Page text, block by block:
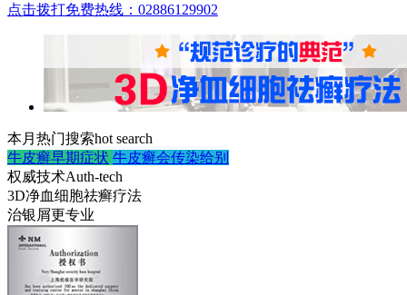
点击拨打免费热线：02886129902
本月热门搜索hot search
牛皮癣早期症状 牛皮癣会传染给别
权威技术Auth-tech
3D净血细胞祛癣疗法
治银屑更专业